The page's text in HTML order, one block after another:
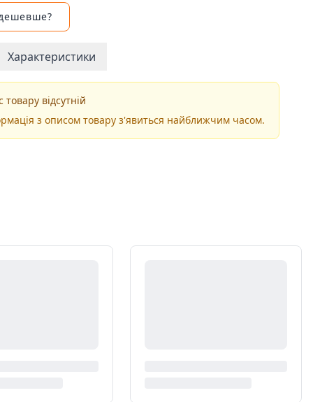
Характеристики
товару відсутній
з описом товару з'явиться найближчим часом.